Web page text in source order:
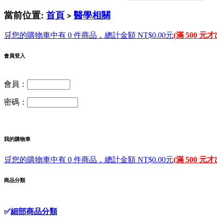
當前位置: 首頁 > 醫學相關
🛒您的購物車中有 0 件商品，總計金額 NT$0.00元(滿 500 元才
會員登入
會員：
密碼：
我的購物車
🛒您的購物車中有 0 件商品，總計金額 NT$0.00元(滿 500 元才
商品分類
✅細部商品分類